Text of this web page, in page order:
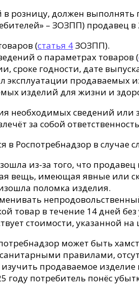
должен выполнять
– ЗОЗПП) продавец в
(статья 4ЗОЗПП).
о параметрах товаров (
сроке годности, дате
эксплуатации продаваемых
изделий для жизни и
необходимых сведений
за собой
в Роспотребнадзор в
из-за того, что
вещь, имеющая явные или
поломка изделия.
товар в течение 14 дней
стоимости, указанной на
может быть
правилами,
продаваемое
году потребитель понёс